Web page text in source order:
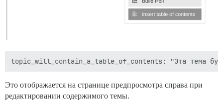
Это отображается на странице предпросмотра справа при
редактировании содержимого темы.